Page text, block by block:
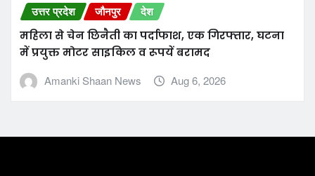
संस्थापक –मरहूम नाज़िम हुसैन प्रिंसिपल